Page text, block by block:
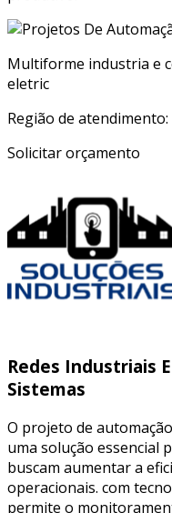
Multiforme industria e
eletric
Região de atendimento:
Solicitar orçamento
Redes Industriais
Sistemas
O projeto de
uma solução essencial
buscam aumentar a
operacionais. com
permite o